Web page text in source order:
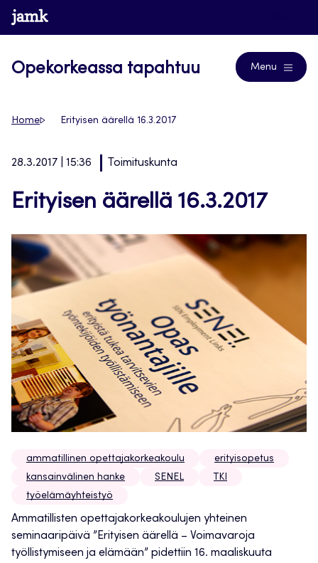
Siirry
suoraan
www.jamk.fi
Opekorkeassa tapahtuu Menu
Home Erityisen äärellä 16.3.2017
28.3.2017 | 15:36 Toimituskunta
Erityisen äärellä 16.3.2017
ammatillinen opettajakorkeakoulu
erityisopetus
kansainvälinen hanke
SENEL
TKI
työelämäyhteistyö
Ammatillisten opettajakorkeakoulujen yhteinen
seminaaripäivä ”Erityisen äärellä – Voimavaroja
työllistymiseen ja elämään” pidettiin 16. maaliskuuta